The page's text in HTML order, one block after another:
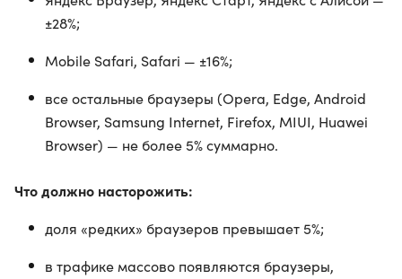
±28%;
Mobile Safari, Safari — ±16%;
все остальные браузеры (Opera, Edge, Android
Browser, Samsung Internet, Firefox, MIUI, Huawei
Browser) — не более 5% суммарно.
Что должно насторожить:
доля «редких» браузеров превышает 5%;
в трафике массово появляются браузеры,